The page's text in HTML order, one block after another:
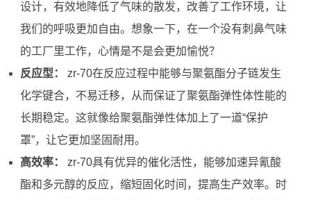
设计，有效地降低了气味的散发，改善了工作环境，让
我们的呼吸更加自由。想象一下，在一个没有刺鼻气味
的工厂里工作，心情是不是会更加愉悦？
反应型：
zr-70在反应过程中能够与聚氨酯分子链发生
化学键合，不易迁移，从而保证了聚氨酯弹性体性能的
长期稳定。这就像给聚氨酯弹性体加上了一道“保护
罩”，让它更加坚固耐用。
高效率：
zr-70具有优异的催化活性，能够加速异氰酸
酯和多元醇的反应，缩短固化时间，提高生产效率。时